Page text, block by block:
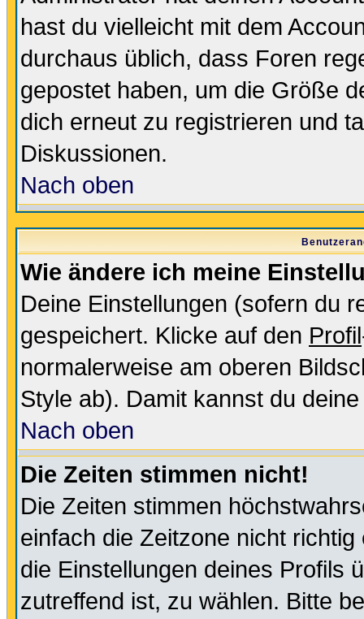
hast du vielleicht mit dem
durchaus üblich, dass Foren
gepostet haben, um die Größe
dich erneut zu registrieren und
Diskussionen.
Nach oben
Wie ändere ich meine
Deine Einstellungen (sofern du
gespeichert. Klicke auf den Profil
normalerweise am oberen
Style ab). Damit kannst du
Nach oben
Die Zeiten stimmen nicht!
Die Zeiten stimmen
einfach die Zeitzone nicht
die Einstellungen deines Profils
zutreffend ist, zu wählen. Bitte